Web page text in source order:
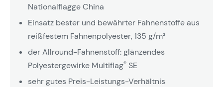
Nationalflagge China
Einsatz bester und bewährter Fahnenstoffe aus
reißfestem Fahnenpolyester, 135 g/m²
der Allround-Fahnenstoff: glänzendes
Polyestergewirke Multiflag® SE
sehr gutes Preis-Leistungs-Verhältnis